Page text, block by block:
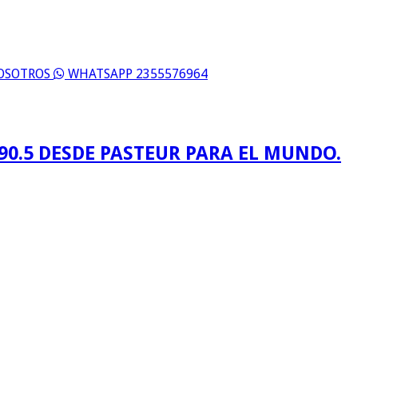
WHATSAPP 2355576964
DESDE PASTEUR PARA EL MUNDO.